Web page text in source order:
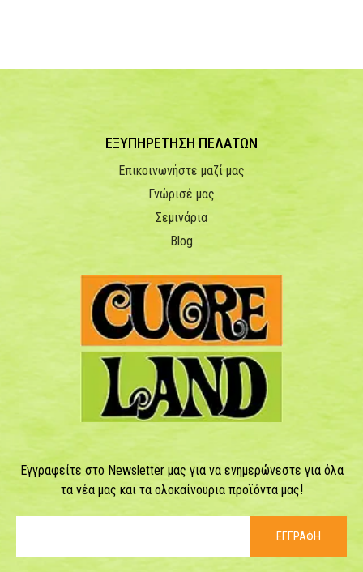
ΕΞΥΠΗΡΕΤΗΣΗ ΠΕΛΑΤΩΝ
Επικοινωνήστε μαζί μας
Γνώρισέ μας
Σεμινάρια
Blog
Εγγραφείτε στο Newsletter μας για να ενημερώνεστε για όλα
τα νέα μας και τα ολοκαίνουρια προϊόντα μας!
ΕΓΓΡΑΦΗ